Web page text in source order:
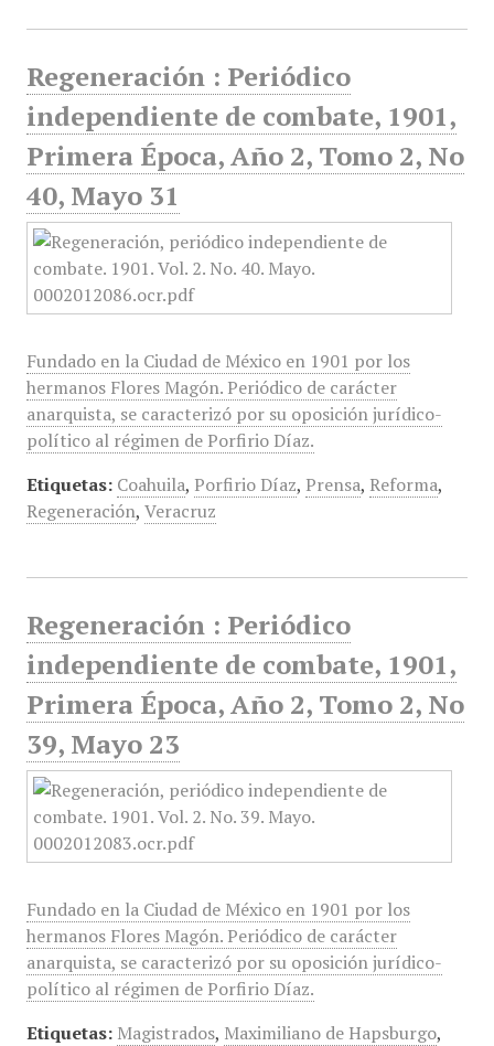
Regeneración : Periódico
independiente de combate, 1901,
Primera Época, Año 2, Tomo 2, No
40, Mayo 31
Fundado en la Ciudad de México en 1901 por los
hermanos Flores Magón. Periódico de carácter
anarquista, se caracterizó por su oposición jurídico-
político al régimen de Porfirio Díaz.
Etiquetas: Coahuila, Porfirio Díaz, Prensa, Reforma,
Regeneración, Veracruz
Regeneración : Periódico
independiente de combate, 1901,
Primera Época, Año 2, Tomo 2, No
39, Mayo 23
Fundado en la Ciudad de México en 1901 por los
hermanos Flores Magón. Periódico de carácter
anarquista, se caracterizó por su oposición jurídico-
político al régimen de Porfirio Díaz.
Etiquetas: Magistrados, Maximiliano de Hapsburgo,